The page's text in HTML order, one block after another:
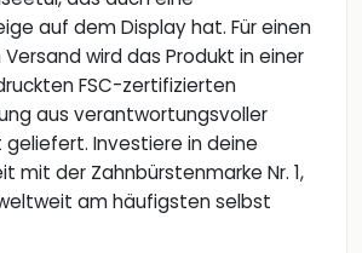
auf dem Display hat. Für einen
wird das Produkt in einer
FSC-zertifizierten
aus verantwortungsvoller
Investiere in deine
mit der Zahnbürstenmarke Nr. 1,
am häufigsten selbst